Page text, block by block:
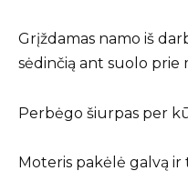
Grįždamas namo iš
sėdinčią ant suolo prie
Perbėgo šiurpas per
Moteris pakėlė galvą ir